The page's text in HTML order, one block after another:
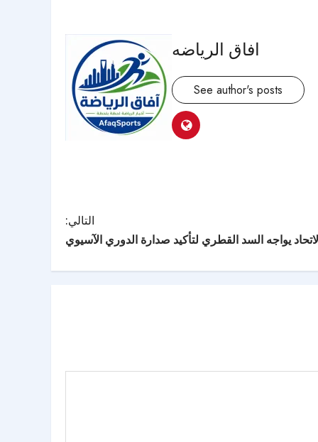
افاق الرياضه
See author's posts
التالي:
يواجه السد القطري لتأكيد صدارة الدوري الآسيوي